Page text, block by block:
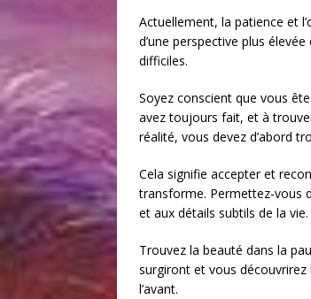
Actuellement, la patience et
d’une perspective plus
difficiles.
Soyez conscient que vous
avez toujours fait, et à
réalité, vous devez d’abord
Cela signifie accepter et
transforme. Permettez-vous
et aux détails subtils de la vie.
Trouvez la beauté dans la
surgiront et vous
l’avant.